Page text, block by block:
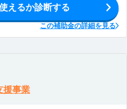
えるか診断する
この補助金の詳細を見る
援事業